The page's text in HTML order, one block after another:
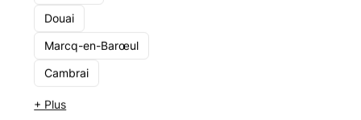
Douai
Marcq-en-Barœul
Cambrai
+ Plus
GLOBAL Patrimoine
18 avenue du Peuple Belge, 59009 Lille
1 - 10